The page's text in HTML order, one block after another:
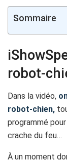
Sommaire
robot-
Dans la vidéo,
robot-chien,
programmé
crache du feu…
À un moment